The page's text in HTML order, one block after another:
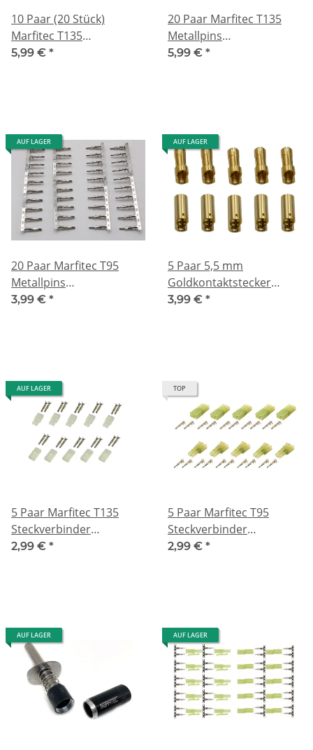
10 Paar (20 Stück)
Marfitec T135
Steckverbinder
5,99 € *
20 Paar Marfitec T135
Metallpins
Stecker/Buchse
5,99 € *
AUF LAGER
20 Paar Marfitec T95
Metallpins
Stecker/Buchse
3,99 € *
AUF LAGER
5 Paar 5,5 mm
Goldkontaktstecker
Verbinder
3,99 € *
AUF LAGER
5 Paar Marfitec T135
Steckverbinder
kompatibel mit Tamiya
2,99 € *
TOP
5 Paar Marfitec T95
Steckverbinder
kompatibel mit Mini
2,99 € *
AUF LAGER AUF LAGER